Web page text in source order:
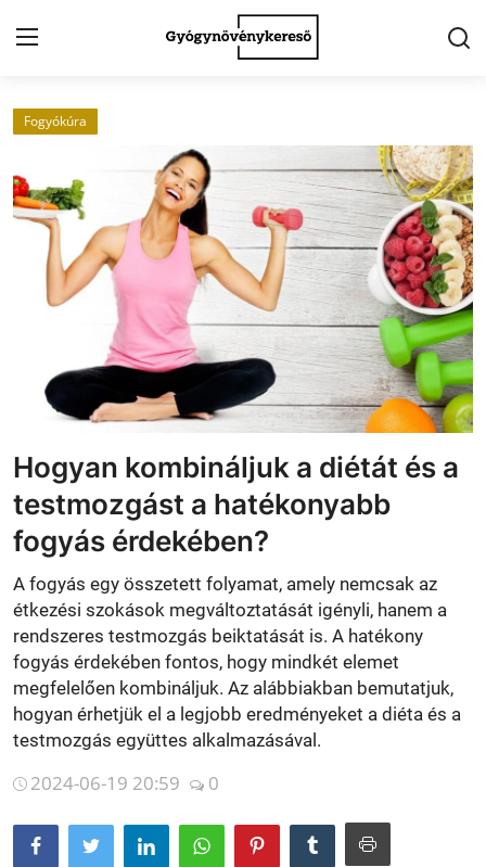
Kezdőlap
Kapcsolat
Gyógynövények
Egészség
Receptek
Fogyókúra
Galéria
Betegségek
Fogyókúra
Hogyan kombináljuk a diétát és a
testmozgást a hatékonyabb
fogyás érdekében?
A fogyás egy összetett folyamat, amely nemcsak az
étkezési szokások megváltoztatását igényli, hanem a
rendszeres testmozgás beiktatását is. A hatékony
fogyás érdekében fontos, hogy mindkét elemet
megfelelően kombináljuk. Az alábbiakban bemutatjuk,
hogyan érhetjük el a legjobb eredményeket a diéta és a
testmozgás együttes alkalmazásával.
2024-06-19 20:59 0